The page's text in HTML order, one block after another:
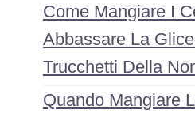
Come Mangiare I
Abbassare La
Trucchetti Della
Quando Mangiare